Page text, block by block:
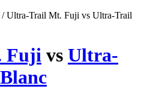
/ Ultra-Trail Mt. Fuji vs Ultra-Trail
Fuji vs Ultra-